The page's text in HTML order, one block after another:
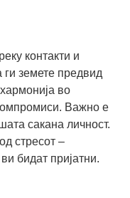
контакти и
ги земете предвид
во
Важно е
сакана личност.
стресот –
бидат пријатни.